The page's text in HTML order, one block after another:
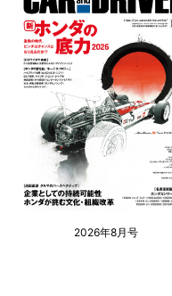
2026年8月号